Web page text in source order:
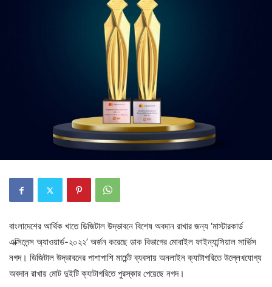
বাংলাদেশের আর্থিক খাতে ডিজিটাল উদ্ভাবনে বিশেষ অবদান রাখার জন্য ‘মাস্টারকার্ড
এক্সিলেন্স অ্যাওয়ার্ড-২০২২’ অর্জন করেছে ডাক বিভাগের মোবাইল ফাইন্যান্সিয়াল সার্ভিস
নগদ। ডিজিটাল উদ্ভাবনের পাশাপাশি মার্চেন্ট ব্যবসায় অনলাইন ক্যাটাগরিতে উল্লেখযোগ্য
অবদান রাখায় মোট দুইটি ক্যাটাগরিতে পুরস্কার পেয়েছে নগদ।